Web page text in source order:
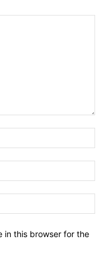
in this browser for the